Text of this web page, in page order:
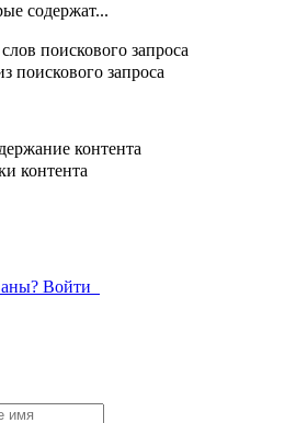
содержат...
поискового запроса
поискового запроса
контента
контента
Войти